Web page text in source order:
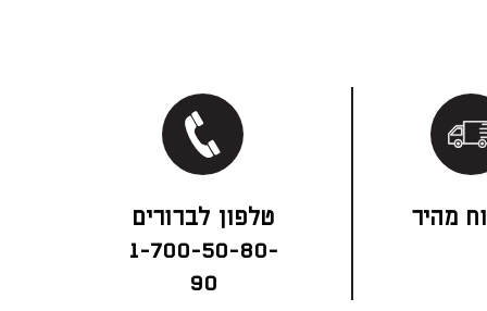
מהיר
1-700-50-80-
90